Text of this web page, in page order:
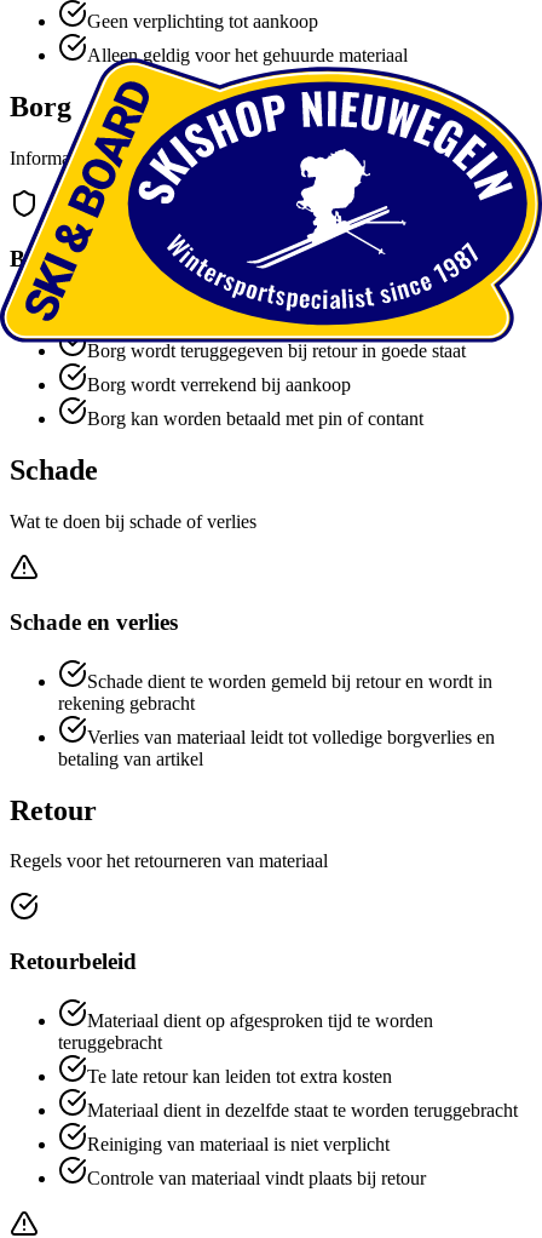
Geen verplichting tot aankoop
Alleen geldig voor het gehuurde materiaal
Borg
Informatie over borg en waarborg
Borgregeling
Borg wordt geheven bij verhuur
Borg wordt teruggegeven bij retour in goede staat
Borg wordt verrekend bij aankoop
Borg kan worden betaald met pin of contant
Schade
Wat te doen bij schade of verlies
Schade en verlies
Schade dient te worden gemeld bij retour en wordt in
rekening gebracht
Verlies van materiaal leidt tot volledige borgverlies en
betaling van artikel
Retour
Regels voor het retourneren van materiaal
Retourbeleid
Materiaal dient op afgesproken tijd te worden
teruggebracht
Te late retour kan leiden tot extra kosten
Materiaal dient in dezelfde staat te worden teruggebracht
Reiniging van materiaal is niet verplicht
Controle van materiaal vindt plaats bij retour